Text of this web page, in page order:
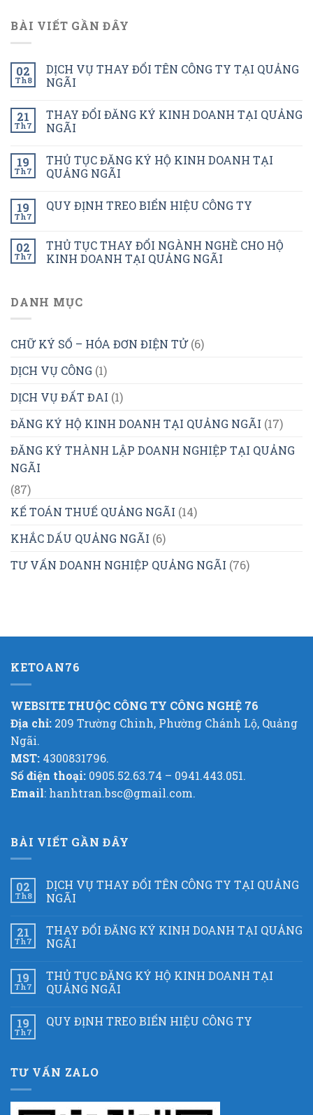
BÀI VIẾT GẦN ĐÂY
02
Th8
DỊCH VỤ THAY ĐỔI TÊN CÔNG TY TẠI QUẢNG
NGÃI
21
Th7
THAY ĐỔI ĐĂNG KÝ KINH DOANH TẠI QUẢNG
NGÃI
19
Th7
THỦ TỤC ĐĂNG KÝ HỘ KINH DOANH TẠI
QUẢNG NGÃI
19
Th7
QUY ĐỊNH TREO BIỂN HIỆU CÔNG TY
02
Th7
THỦ TỤC THAY ĐỔI NGÀNH NGHỀ CHO HỘ
KINH DOANH TẠI QUẢNG NGÃI
DANH MỤC
CHỮ KÝ SỐ – HÓA ĐƠN ĐIỆN TỬ(6)
DỊCH VỤ CÔNG (1)
DỊCH VỤ ĐẤT ĐAI (1)
ĐĂNG KÝ HỘ KINH DOANH TẠI QUẢNG NGÃI (17)
ĐĂNG KÝ THÀNH LẬP DOANH NGHIỆP TẠI QUẢNG
NGÃI
(87)
KẾ TOÁN THUẾ QUẢNG NGÃI (14)
KHẮC DẤU QUẢNG NGÃI (6)
TƯ VẤN DOANH NGHIỆP QUẢNG NGÃI (76)
KETOAN76
WEBSITE THUỘC CÔNG TY CÔNG NGHỆ 76
Địa chỉ: 209 Trường Chinh, Phường Chánh Lộ, Quảng
Ngãi.
MST: 4300831796.
Số điện thoại: 0905.52.63.74 – 0941.443.051.
Email: hanhtran.bsc@gmail.com.
BÀI VIẾT GẦN ĐÂY
02
Th8
DỊCH VỤ THAY ĐỔI TÊN CÔNG TY TẠI QUẢNG
NGÃI
21
Th7
THAY ĐỔI ĐĂNG KÝ KINH DOANH TẠI QUẢNG
NGÃI
19
Th7
THỦ TỤC ĐĂNG KÝ HỘ KINH DOANH TẠI
QUẢNG NGÃI
19
Th7
QUY ĐỊNH TREO BIỂN HIỆU CÔNG TY
TƯ VẤN ZALO